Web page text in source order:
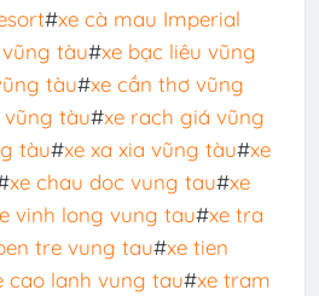
#xe cà mau Imperial
tàu#xe bạc liêu vũng
tàu#xe cần thơ vũng
vũng tàu#xe rach giá vũng
tàu#xe xa xia vũng tàu#xe
xe chau doc vung tau#xe
vinh long vung tau#xe tra
tre vung tau#xe tien
cao lanh vung tau#xe tram